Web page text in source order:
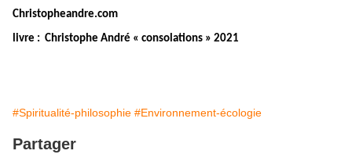
Christopheandre.com
livre : Christophe André « consolations » 2021
#Spiritualité-philosophie #Environnement-écologie
Partager